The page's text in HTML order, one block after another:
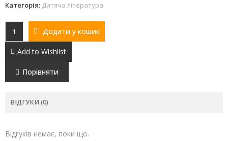
Категорія: Дитяча література
Додати у кошик
Add to Wishlist
Порівняти
ВІДГУКИ (0)
Відгуків немає, поки що.